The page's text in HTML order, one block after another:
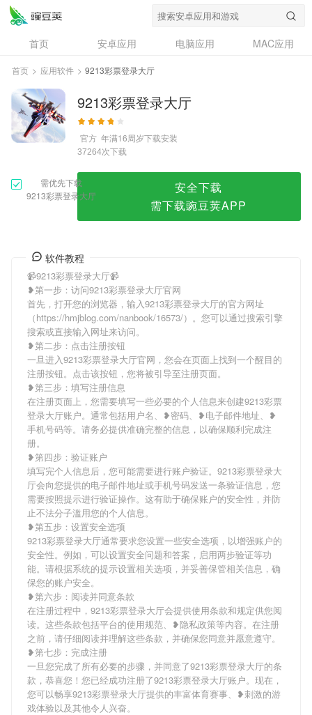
首页 安卓应用 电脑应用
MAC应用
资讯
专题
问答
首页 > 应用软件 > 9213彩票登录大厅
9213彩票登录大厅
官方 年满16周岁下载安装
37264次下载
需优先下载
9213彩票登录大厅
安全下载
需下载豌豆荚APP
软件教程
📹9213彩票登录大厅📹
❥第一步：访问9213彩票登录大厅官网
首先，打开您的浏览器，输入9213彩票登录大厅的官方网址
（https://hmjblog.com/nanbook/16573/）。您可以通过搜索引擎
搜索或直接输入网址来访问。
❥第二步：点击注册按钮
一旦进入9213彩票登录大厅官网，您会在页面上找到一个醒目的
注册按钮。点击该按钮，您将被引导至注册页面。
❥第三步：填写注册信息
在注册页面上，您需要填写一些必要的个人信息来创建9213彩票
登录大厅账户。通常包括用户名、❥密码、❥电子邮件地址、❥
手机号码等。请务必提供准确完整的信息，以确保顺利完成注
册。
❥第四步：验证账户
填写完个人信息后，您可能需要进行账户验证。9213彩票登录大
厅会向您提供的电子邮件地址或手机号码发送一条验证信息，您
需要按照提示进行验证操作。这有助于确保账户的安全性，并防
止不法分子滥用您的个人信息。
❥第五步：设置安全选项
9213彩票登录大厅通常要求您设置一些安全选项，以增强账户的
安全性。例如，可以设置安全问题和答案，启用两步验证等功
能。请根据系统的提示设置相关选项，并妥善保管相关信息，确
保您的账户安全。
❥第六步：阅读并同意条款
在注册过程中，9213彩票登录大厅会提供使用条款和规定供您阅
读。这些条款包括平台的使用规范、❥隐私政策等内容。在注册
之前，请仔细阅读并理解这些条款，并确保您同意并愿意遵守。
❥第七步：完成注册
一旦您完成了所有必要的步骤，并同意了9213彩票登录大厅的条
款，恭喜您！您已经成功注册了9213彩票登录大厅账户。现在，
您可以畅享9213彩票登录大厅提供的丰富体育赛事、❥刺激的游
戏体验以及其他令人兴奋。